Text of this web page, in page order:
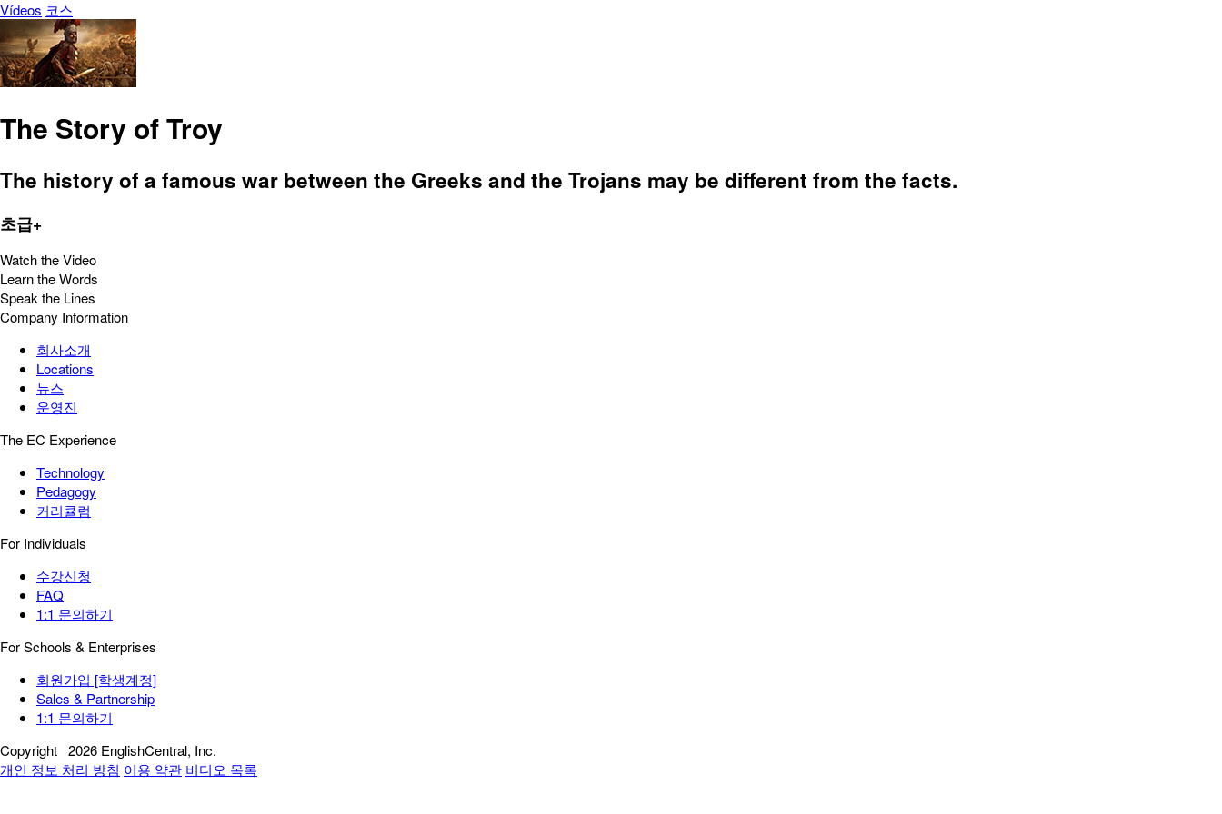
Vídeos 코스
The Story of Troy
The history of a famous war between the Greeks and the Trojans may be different from the facts.
초급+
Watch the Video
Learn the Words
Speak the Lines
Company Information
회사소개
Locations
뉴스
운영진
The EC Experience
Technology
Pedagogy
커리큘럼
For Individuals
수강신청
FAQ
1:1 문의하기
For Schools & Enterprises
회원가입 [학생계정]
Sales & Partnership
1:1 문의하기
Copyright 2026 EnglishCentral, Inc.
개인 정보 처리 방침 이용 약관 비디오 목록